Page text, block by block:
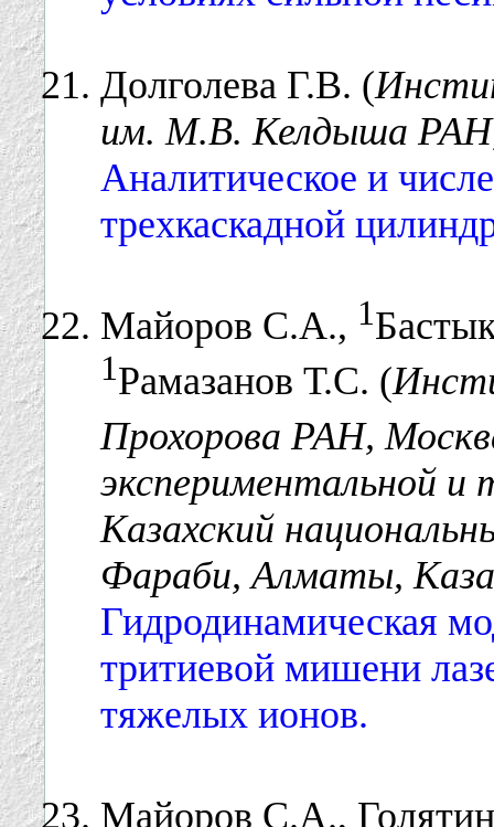
Долголева Г.В. (
им. М.В. Келдыша
Аналитическое и
трехкаскадной
Майоров С.А., 1
1Рамазанов Т.С. (
Прохорова РАН,
экспериментальной и
Казахский
Фараби, Алматы,
Гидродинамическая
тритиевой мишени
тяжелых ионов.
Майоров С.А.,